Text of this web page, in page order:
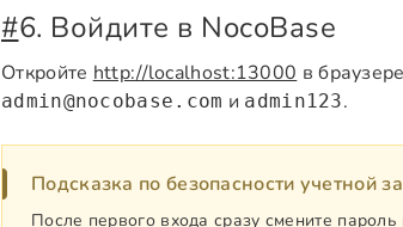
#6. Войдите в NocoBase
Откройте http://localhost:13000 в
admin@nocobase.com и admin123.
Подсказка по безопасности учетной
После первого входа сразу смените